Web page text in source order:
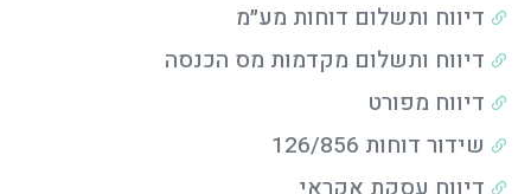
דיווח ותשלום דוחות מע״מ
דיווח ותשלום מקדמות מס הכנסה
דיווח מפורט
שידור דוחות 126/856